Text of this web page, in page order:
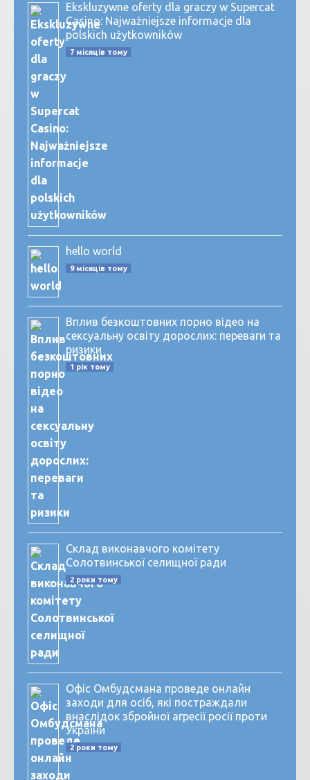
Ekskluzywne oferty dla graczy w Supercat
Casino: Najważniejsze informacje dla
polskich użytkowników
7 місяців тому
hello world
9 місяців тому
Вплив безкоштовних порно відео на
сексуальну освіту дорослих: переваги та
ризики
1 рік тому
Склад виконавчого комітету
Солотвинської селищної ради
2 роки тому
Офіс Омбудсмана проведе онлайн
заходи для осіб, які постраждали
внаслідок збройної агресії росії проти
України
2 роки тому